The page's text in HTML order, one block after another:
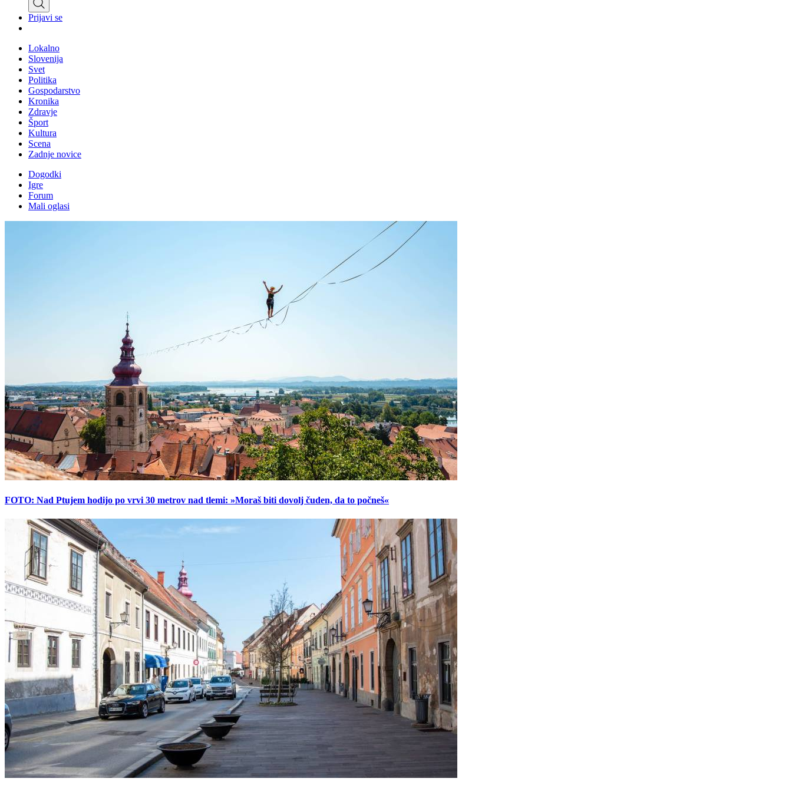
Prijavi se
Lokalno
Slovenija
Svet
Politika
Gospodarstvo
Kronika
Zdravje
Šport
Kultura
Scena
Zadnje novice
Dogodki
Igre
Forum
Mali oglasi
FOTO: Nad Ptujem hodijo po vrvi 30 metrov nad tlemi: »Moraš biti dovolj čuden, da to počneš«